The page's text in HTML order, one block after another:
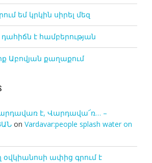
եմ կրկին սիրել մեզ
դահիճն է համբերության
Աբովյան քաղաքում
է, Վարդավա՜ռ… –
on Vardavar:people splash water on
ափից գրում է